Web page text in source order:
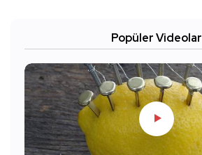
Popüler Videolar